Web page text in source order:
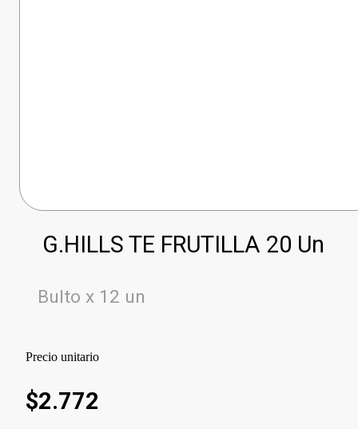
G.HILLS TE FRUTILLA 20 Un
Bulto x 12 un
Precio unitario
$2.772